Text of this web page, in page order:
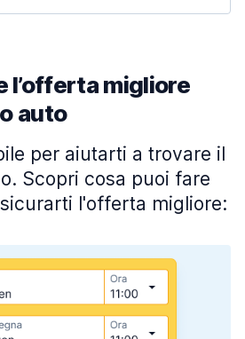
l’offerta migliore
auto
per aiutarti a trovare il
Scopri cosa puoi fare
l'offerta migliore: